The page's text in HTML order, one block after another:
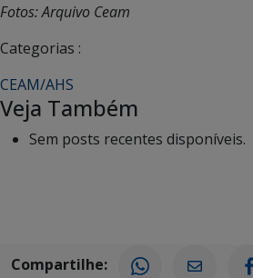
Fotos: Arquivo Ceam
Categorias :
CEAM/AHS
Veja Também
Sem posts recentes disponíveis.
Compartilhe: